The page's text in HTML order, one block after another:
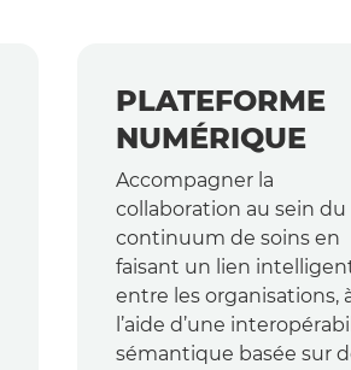
PLATEFORME
NUMÉRIQUE
Accompagner la
collaboration au sein du
continuum de soins en
faisant un lien
entre les organisations,
l’aide d’une
sémantique basée sur